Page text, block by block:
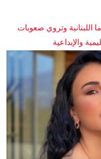
وتروي صعوبات
والإبداعية